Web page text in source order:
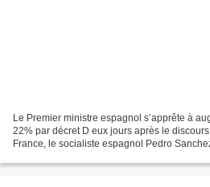
Le Premier ministre espagnol s’apprête à
22% par décret D eux jours après le
France, le socialiste espagnol Pedro